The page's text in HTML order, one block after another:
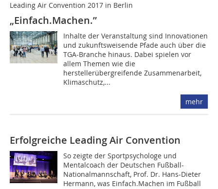
Leading Air Convention 2017 in Berlin
„Einfach.Machen.”
Inhalte der Veranstaltung sind Innovationen
und zukunftsweisende Pfade auch über die
TGA-Branche hinaus. ­Dabei spielen vor
allem Themen wie die
herstellerübergreifende Zusammenarbeit,
Klimaschutz,...
mehr
Erfolgreiche Leading Air Convention
So zeigte der Sportpsychologe und
Mentalcoach der Deutschen Fußball-
Nationalmannschaft, Prof. Dr. Hans-Dieter
Hermann, was Einfach.Machen im Fußball